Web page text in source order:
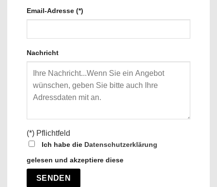
Email-Adresse (*)
Nachricht
(*) Pflichtfeld
Ich habe die Datenschutzerklärung
gelesen und akzeptiere diese